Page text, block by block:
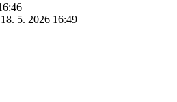
18. 5. 2026 16:49